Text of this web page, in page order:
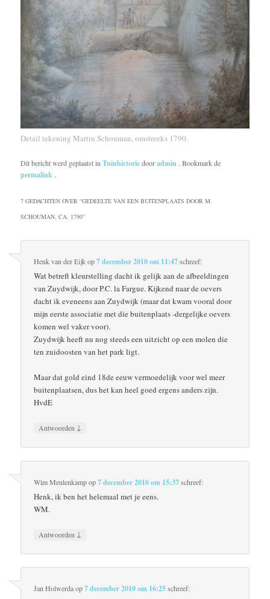
Detail tekening Martin Schouman, omstreeks 1790.
Dit bericht werd geplaatst inTuinhistoriedooradmin . Bookmark de
permalink .
7 GEDACHTEN OVER “GEDEELTE VAN EEN BUITENPLAATS DOOR M.
SCHOUMAN, CA. 1790”
Henk van der Eijkop7 december 2010 om 11:47schreef:
Wat betreft kleurstelling dacht ik gelijk aan de afbeeldingen
van Zuydwijk, door P.C. la Fargue. Kijkend naar de oevers
dacht ik eveneens aan Zuydwijk (maar dat kwam vooral door
mijn eerste associatie met die buitenplaats -dergelijke oevers
komen wel vaker voor).
Zuydwijk heeft nu nog steeds een uitzicht op een molen die
ten zuidoosten van het park ligt.
Maar dat gold eind 18de eeuw vermoedelijk voor wel meer
buitenplaatsen, dus het kan heel goed ergens anders zijn.
HvdE
Antwoorden ↓
Wim Meulenkampop7 december 2010 om 15:37schreef:
Henk, ik ben het helemaal met je eens.
WM.
Antwoorden ↓
Jan Holwerdaop7 december 2010 om 16:25schreef: